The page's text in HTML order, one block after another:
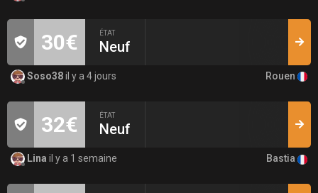
30€ ÉTAT
Neuf
Soso38il y a 4 jours Rouen
32€ ÉTAT
Neuf
Lina il y a 1 semaine Bastia